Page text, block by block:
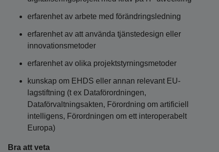
erfarenhet av arbete med förändringsledning
erfarenhet av att använda tjänstedesign eller
innovationsmetoder
erfarenhet av olika projektstyrningsmetoder
kunskap om EHDS eller annan relevant EU-
lagstiftning (t ex Dataförordningen,
Dataförvaltningsakten, Förordning om artificiell
intelligens, Förordningen om ett interoperabelt
Europa)
Bra att veta